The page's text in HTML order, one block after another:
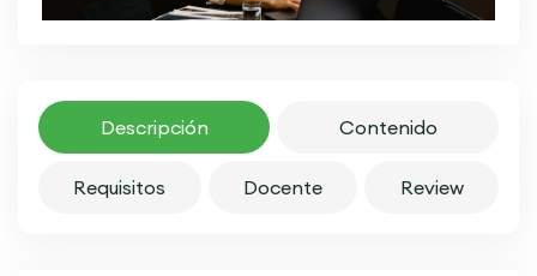
Descripción Contenido
Requisitos Docente Review